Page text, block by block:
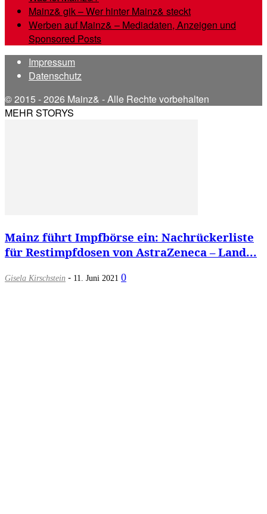
Mainz& gik – Wer hinter Mainz& steckt
Werben auf Mainz& – Mediadaten, Anzeigen und
Sponsored Posts
Impressum
Datenschutz
© 2015 - 2026 Mainz& - Alle Rechte vorbehalten
MEHR STORYS
Mainz führt Impfbörse ein: Nachrückerliste
für Restimpfdosen von AstraZeneca – Land...
Gisela Kirschstein - 11. Juni 2021 0